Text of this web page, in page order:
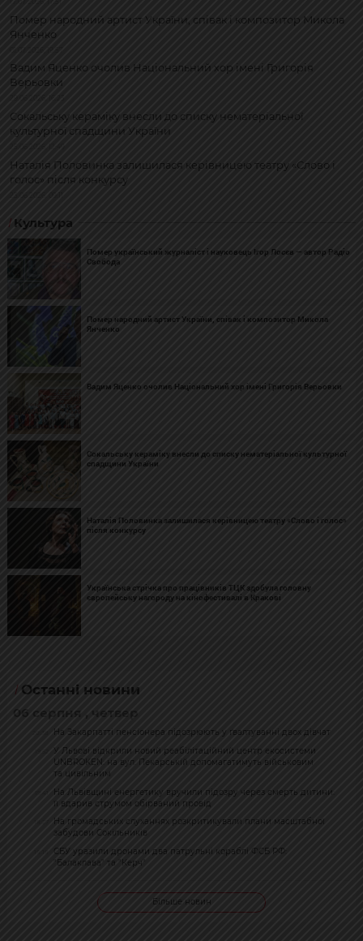
Помер народний артист України, співак і композитор Микола
Янченко
Вадим Яценко очолив Національний хор імені Григорія
Верьовки
Сокальську кераміку внесли до списку нематеріальної
культурної спадщини України
Наталія Половинка залишилася керівницею театру «Слово і
голос» після конкурсу
Культура
Помер український журналіст і науковець Ігор Лосєв — автор Радіо
Свобода
Помер народний артист України, співак і композитор Микола
Янченко
Вадим Яценко очолив Національний хор імені Григорія Верьовки
Сокальську кераміку внесли до списку нематеріальної культурної
спадщини України
Наталія Половинка залишилася керівницею театру «Слово і голос»
після конкурсу
Українська стрічка про працівників ТЦК здобула головну
європейську нагороду на кінофестивалі в Кракові
Останні новини
06 серпня , четвер
На Закарпатті пенсіонера підозрюють у ґвалтуванні двох дівчат
У Львові відкрили новий реабілітаційний центр екосистеми
UNBROKEN: на вул. Пекарській допомагатимуть військовим
та цивільним
На Львівщині енергетику вручили підозру через смерть дитини:
її вдарив струмом обірваний провід
На громадських слуханнях розкритикували плани масштабної
забудови Сокільників
СБУ уразили дронами два патрульні кораблі ФСБ РФ:
"Балаклава" та "Керч"
Більше новин